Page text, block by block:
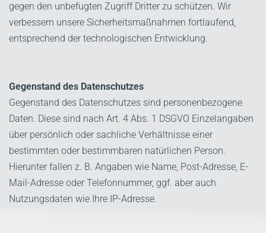
gegen den unbefugten Zugriff Dritter zu schützen. Wir
verbessern unsere Sicherheitsmaßnahmen fortlaufend,
entsprechend der technologischen Entwicklung.
Gegenstand des Datenschutzes
Gegenstand des Datenschutzes sind personenbezogene
Daten. Diese sind nach Art. 4 Abs. 1 DSGVO Einzelangaben
über persönlich oder sachliche Verhältnisse einer
bestimmten oder bestimmbaren natürlichen Person.
Hierunter fallen z. B. Angaben wie Name, Post-Adresse, E-
Mail-Adresse oder Telefonnummer, ggf. aber auch
Nutzungsdaten wie Ihre IP-Adresse.